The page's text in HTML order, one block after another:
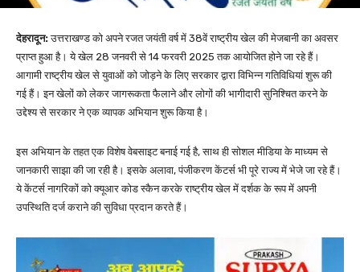
देहरादून:उत्तराखण्ड को अपने रजत जयंती वर्ष में 38वें राष्ट्रीय खेल की मेजबानी का अवसर
प्राप्त हुआ है। ये खेल 28 जनवरी से 14 फरवरी 2025 तक आयोजित होने जा रहे हैं।
आगामी राष्ट्रीय खेल से युवाओं को जोड़ने के लिए सरकार द्वारा विभिन्न गतिविधियां शुरू की
गई हैं। इन खेलों को लेकर जागरूकता फैलाने और लोगों की भागीदारी सुनिश्चित करने के
उद्देश्य से सरकार ने एक व्यापक अभियान शुरू किया है।
इस अभियान के तहत एक विशेष वेबसाइट बनाई गई है, साथ ही सोशल मीडिया के माध्यम से
जानकारी साझा की जा रही है। इसके अलावा, पंजीकरण केंटर्स भी पूरे राज्य में भेजे जा रहे हैं।
ये केंटर्स नागरिकों को क्यूआर कोड स्कैन करके राष्ट्रीय खेल में दर्शक के रूप में अपनी
उपस्थिति दर्ज कराने की सुविधा प्रदान करते हैं।